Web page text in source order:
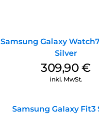
Samsung Galaxy
Silver
309,90€
inkl. MwSt.
Samsung Galaxy Fit3